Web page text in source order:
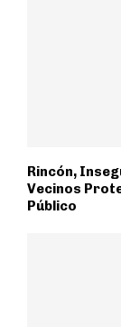
Rincón,
Vecinos
Público